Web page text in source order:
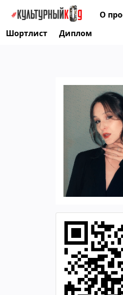
О
Шортлист
Диплом